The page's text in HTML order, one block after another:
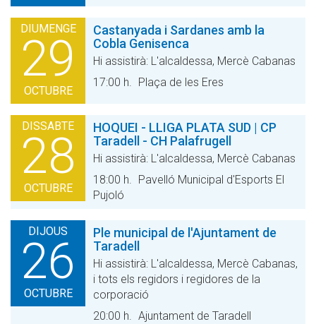
DIUMENGE
29
OCTUBRE
Castanyada i Sardanes amb la
Cobla Genisenca
Hi assistirà: L'alcaldessa, Mercè Cabanas
17:00 h.
Plaça de les Eres
DISSABTE
28
OCTUBRE
HOQUEI - LLIGA PLATA SUD | CP
Taradell - CH Palafrugell
Hi assistirà: L'alcaldessa, Mercè Cabanas
18:00 h.
Pavelló Municipal d'Esports El
Pujoló
DIJOUS
26
OCTUBRE
Ple municipal de l'Ajuntament de
Taradell
Hi assistirà: L'alcaldessa, Mercè Cabanas,
i tots els regidors i regidores de la
corporació
20:00 h. Ajuntament de Taradell